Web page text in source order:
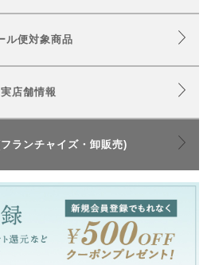
ル便対象商品
実店舗情報
ランチャイズ・卸販売)